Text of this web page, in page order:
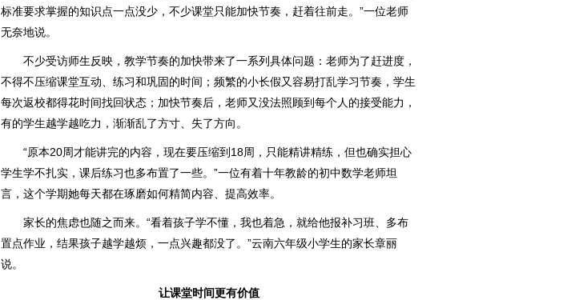
标准要求掌握的知识点一点没少，不少课堂只能加快节奏，赶着往前走。”一位老师
无奈地说。
不少受访师生反映，教学节奏的加快带来了一系列具体问题：老师为了赶进度，
不得不压缩课堂互动、练习和巩固的时间；频繁的小长假又容易打乱学习节奏，学生
每次返校都得花时间找回状态；加快节奏后，老师又没法照顾到每个人的接受能力，
有的学生越学越吃力，渐渐乱了方寸、失了方向。
“原本20周才能讲完的内容，现在要压缩到18周，只能精讲精练，但也确实担心
学生学不扎实，课后练习也多布置了一些。”一位有着十年教龄的初中数学老师坦
言，这个学期她每天都在琢磨如何精简内容、提高效率。
家长的焦虑也随之而来。“看着孩子学不懂，我也着急，就给他报补习班、多布
置点作业，结果孩子越学越烦，一点兴趣都没了。”云南六年级小学生的家长章丽
说。
让课堂时间更有价值